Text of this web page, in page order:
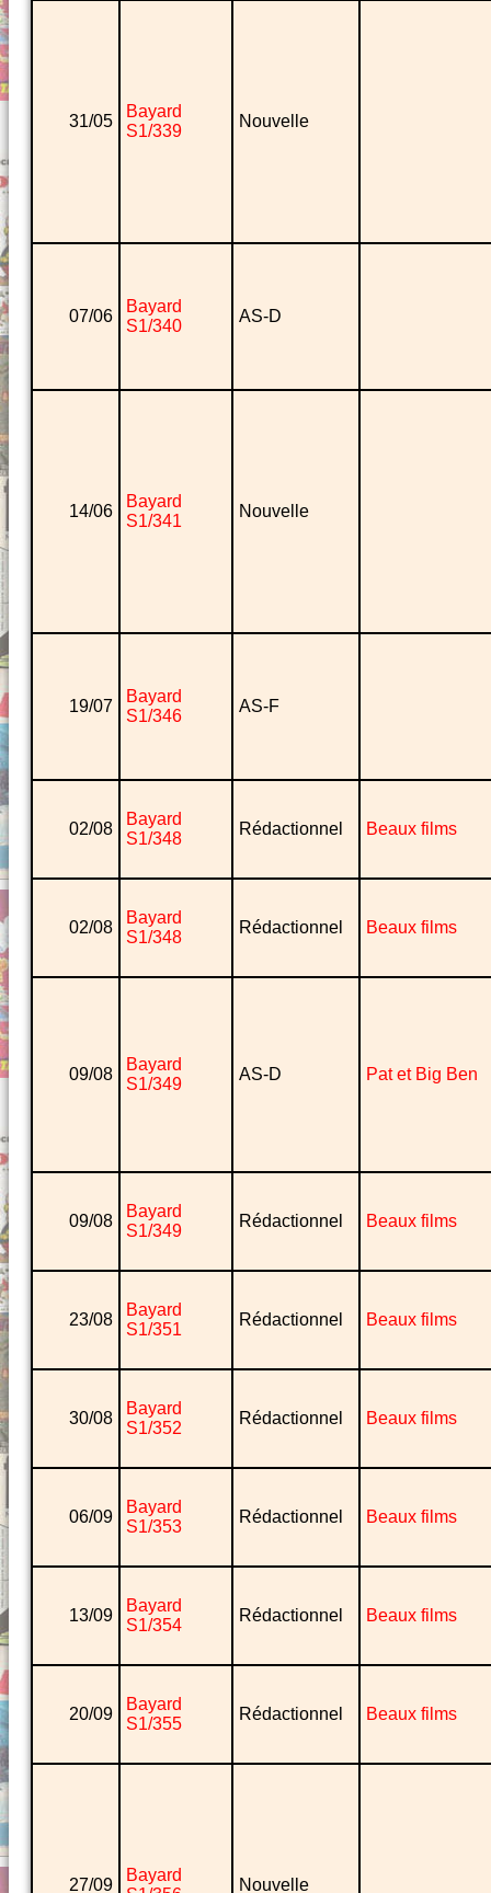
31/05
Bayard
S1/339
Nouvelle
07/06
Bayard
S1/340
AS-D
14/06
Bayard
S1/341
Nouvelle
19/07
Bayard
S1/346
AS-F
02/08
Bayard
S1/348
Rédactionnel Beaux films
02/08
Bayard
S1/348
Rédactionnel Beaux films
09/08
Bayard
S1/349
AS-D Pat et Big Ben
09/08
Bayard
S1/349
Rédactionnel Beaux films
23/08
Bayard
S1/351
Rédactionnel Beaux films
30/08
Bayard
S1/352
Rédactionnel Beaux films
06/09
Bayard
S1/353
Rédactionnel Beaux films
13/09
Bayard
S1/354
Rédactionnel Beaux films
20/09
Bayard
S1/355
Rédactionnel Beaux films
27/09
Bayard
Nouvelle